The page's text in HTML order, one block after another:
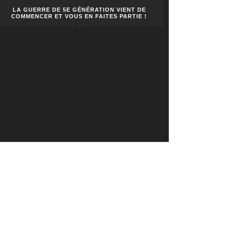
LA GUERRE DE 5E GÉNÉRATION VIENT DE
COMMENCER ET VOUS EN FAITES PARTIE !